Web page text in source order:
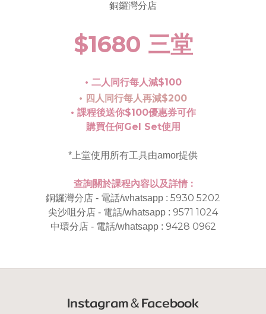
銅鑼灣分店
$1680 三堂
• 二人同行每人減$100
• 四人同行每人再減$200
• 課程後送你$100優惠券可作
購買任何Gel Set使用
*上堂使用所有工具由amor提供
查詢關於課程內容以及詳情 :
銅鑼灣分店 - 電話/whatsapp : 5930 5202
尖沙咀分店 - 電話/whatsapp : 9571 1024
中環分店 - 電話/whatsapp : 9428 0962
Instagram＆Facebook